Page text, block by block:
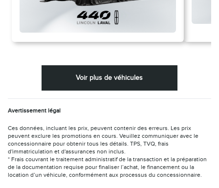
Voir plus de véhicules
Avertissement légal
Ces données, incluant les prix, peuvent contenir des erreurs. Les prix
peuvent exclure les promotions en cours. Veuillez communiquer avec le
concessionnaire pour obtenir tous les détails. TPS, TVQ, frais
d'immatriculation et d'assurances non inclus.
* Frais couvrant le traitement administratif de la transaction et la préparation
de la documentation requise pour finaliser l’achat, le financement ou la
location d’un véhicule, conformément aux processus du concessionnaire.